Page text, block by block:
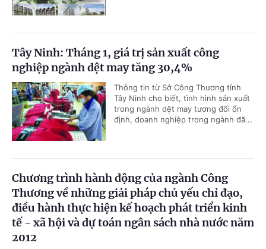
Tây Ninh: Tháng 1, giá trị sản xuất công
nghiệp ngành dệt may tăng 30,4%
Thông tin từ Sở Công Thương tỉnh
Tây Ninh cho biết, tình hình sản xuất
trong ngành dệt may tương đối ổn
định, doanh nghiệp trong ngành đã...
Chương trình hành động của ngành Công
Thương về những giải pháp chủ yếu chỉ đạo,
điều hành thực hiện kế hoạch phát triển kinh
tế - xã hội và dự toán ngân sách nhà nước năm
2012